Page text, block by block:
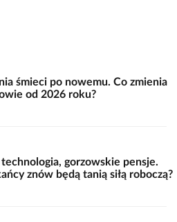
śmieci po nowemu. Co zmienia
od 2026 roku?
technologia, gorzowskie pensje.
znów będą tanią siłą roboczą?